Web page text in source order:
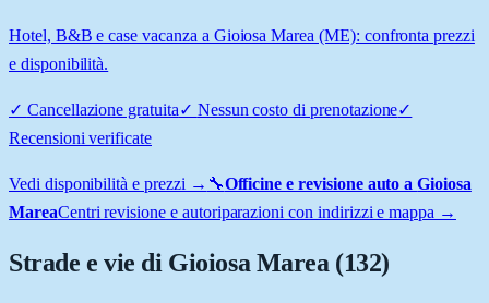
Hotel, B&B e case vacanza a Gioiosa Marea (ME): confronta prezzi
e disponibilità.
✓ Cancellazione gratuita✓ Nessun costo di prenotazione✓
Recensioni verificate
Vedi disponibilità e prezzi → 🔧Officine e revisione auto aGioiosa
MareaCentri revisione e autoriparazioni con indirizzi e mappa →
Strade e vie di Gioiosa Marea (132)